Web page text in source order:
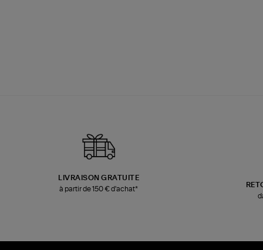
LIVRAISON GRATUITE
à partir de 150 € d'achat*